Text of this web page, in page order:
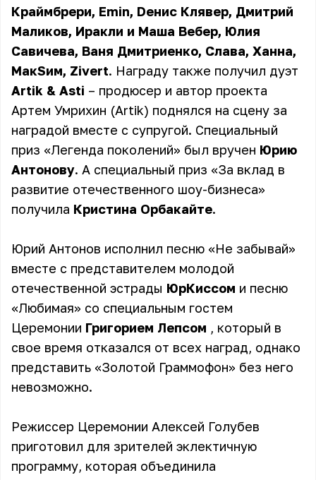
Краймбрери, Emin, Dенис Клявер, Дмитрий
Маликов, Иракли и Маша Вебер, Юлия
Савичева, Ваня Дмитриенко, Слава, Ханна,
МакSим, Zivert. Награду также получил дуэт
Artik & Asti – продюсер и автор проекта
Артем Умрихин (Artik) поднялся на сцену за
наградой вместе с супругой. Специальный
приз «Легенда поколений» был вручен Юрию
Антонову. А специальный приз «За вклад в
развитие отечественного шоу-бизнеса»
получила Кристина Орбакайте.
Юрий Антонов исполнил песню «Не забывай»
вместе с представителем молодой
отечественной эстрады ЮрКиссом и песню
«Любимая» со специальным гостем
Церемонии Григорием Лепсом , который в
свое время отказался от всех наград, однако
представить «Золотой Граммофон» без него
невозможно.
Режиссер Церемонии Алексей Голубев
приготовил для зрителей эклектичную
программу, которая объединила